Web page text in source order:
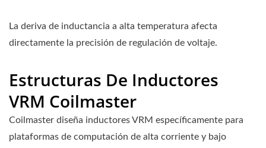
La deriva de inductancia a alta temperatura afecta
directamente la precisión de regulación de voltaje.
Estructuras De Inductores
VRM Coilmaster
Coilmaster diseña inductores VRM específicamente para
plataformas de computación de alta corriente y bajo